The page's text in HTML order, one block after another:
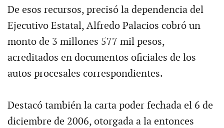
De esos recursos, precisó la dependencia del
Ejecutivo Estatal, Alfredo Palacios cobró un
monto de 3 millones 577 mil pesos,
acreditados en documentos oficiales de los
autos procesales correspondientes.
Destacó también la carta poder fechada el 6 de
diciembre de 2006, otorgada a la entonces